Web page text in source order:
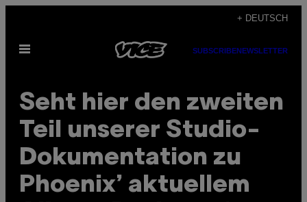
content
+ DEUTSCH
Open
SUBSCRIBENEWSLETTER
Seht hier den zweiten
Teil unserer Studio-
Dokumentation zu
Phoenix’ aktuellem